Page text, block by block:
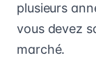
plusieurs
vous devez
marché.